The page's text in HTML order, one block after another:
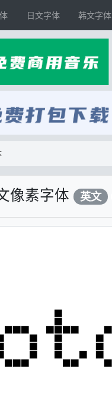
日文字体 韩文字体
像素字体 英文